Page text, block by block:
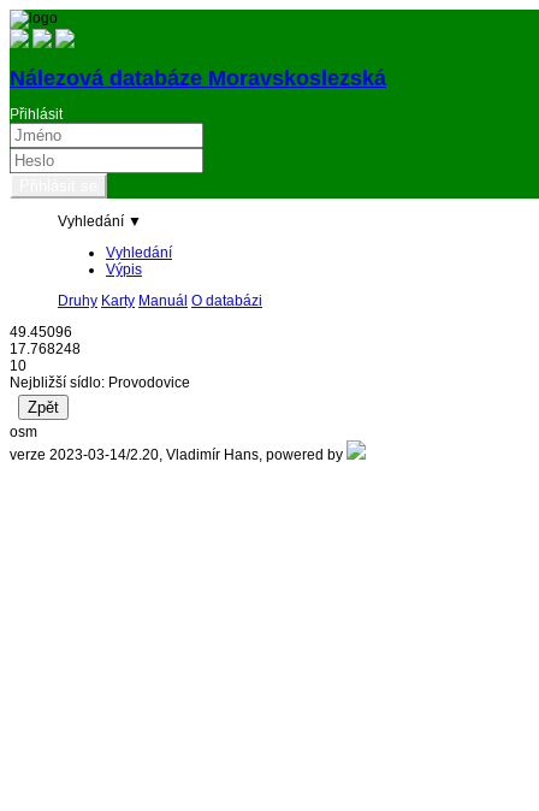
Nálezová databáze Moravskoslezská
Přihlásit
Vyhledání ▼
Vyhledání
Výpis
Druhy Karty Manuál O databázi
49.45096
17.768248
10
Nejbližší sídlo: Provodovice
osm
verze 2023-03-14/2.20, Vladimír Hans, powered by